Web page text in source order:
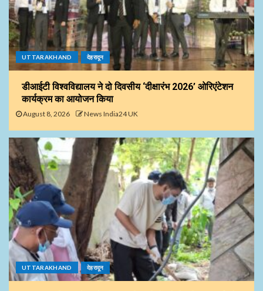
UTTARAKHAND देहरादून
डीआईटी विश्वविद्यालय ने दो दिवसीय ‘दीक्षारंभ 2026’ ओरिएंटेशन
कार्यक्रम का आयोजन किया
August 8, 2026 News India24 UK
UTTARAKHAND देहरादून